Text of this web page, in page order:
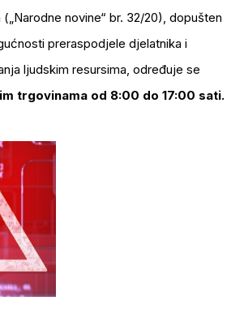
novine“ br. 32/20), dopušten
preraspodjele djelatnika i
ljudskim resursima, određuje se
trgovinama od 8:00 do 17:00 sati.